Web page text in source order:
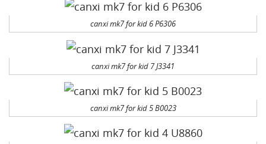
canxi mk7 for kid 6 P6306
canxi mk7 for kid 7 J3341
canxi mk7 for kid 5 B0023